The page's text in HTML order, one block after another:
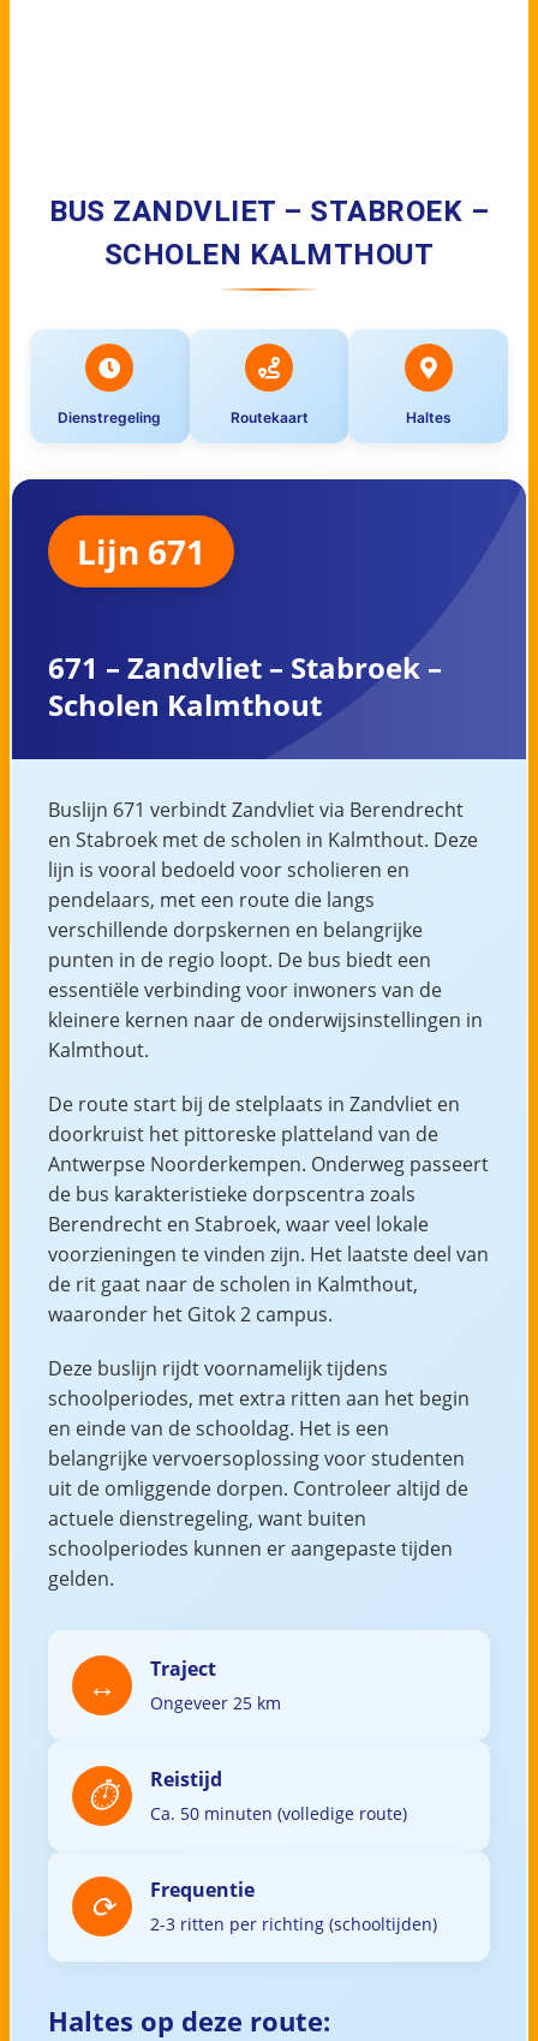
BUS ZANDVLIET – STABROEK –
SCHOLEN KALMTHOUT
Dienstregeling Routekaart Haltes
Lijn 671
671 – Zandvliet – Stabroek –
Scholen Kalmthout
Buslijn 671 verbindt Zandvliet via Berendrecht
en Stabroek met de scholen in Kalmthout. Deze
lijn is vooral bedoeld voor scholieren en
pendelaars, met een route die langs
verschillende dorpskernen en belangrijke
punten in de regio loopt. De bus biedt een
essentiële verbinding voor inwoners van de
kleinere kernen naar de onderwijsinstellingen in
Kalmthout.
De route start bij de stelplaats in Zandvliet en
doorkruist het pittoreske platteland van de
Antwerpse Noorderkempen. Onderweg passeert
de bus karakteristieke dorpscentra zoals
Berendrecht en Stabroek, waar veel lokale
voorzieningen te vinden zijn. Het laatste deel van
de rit gaat naar de scholen in Kalmthout,
waaronder het Gitok 2 campus.
Deze buslijn rijdt voornamelijk tijdens
schoolperiodes, met extra ritten aan het begin
en einde van de schooldag. Het is een
belangrijke vervoersoplossing voor studenten
uit de omliggende dorpen. Controleer altijd de
actuele dienstregeling, want buiten
schoolperiodes kunnen er aangepaste tijden
gelden.
Traject
Ongeveer 25 km
Reistijd
Ca. 50 minuten (volledige route)
Frequentie
2-3 ritten per richting (schooltijden)
Haltes op deze route: